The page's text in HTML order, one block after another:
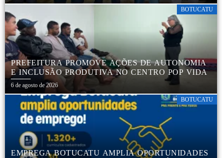
BOTUCATU
PREFEITURA PROMOVE AÇÕES DE AUTONOMIA
E INCLUSÃO PRODUTIVA NO CENTRO POP VIDA
6 de agosto de 2026
BOTUCATU
EMPREGA BOTUCATU AMPLIA OPORTUNIDADES